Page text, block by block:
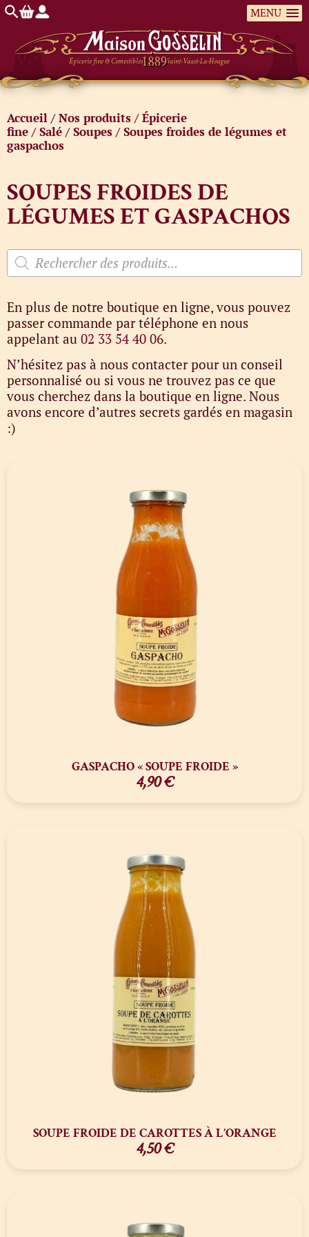
MENU
Épicerie fine & Comestibles Saint-Vaast-La-Hougue
Accueil /Nos produits /Épicerie
fine /Salé /Soupes / Soupes froides de légumes et
gaspachos
SOUPES FROIDES DE
LÉGUMES ET GASPACHOS
En plus de notre boutique en ligne, vous pouvez
passer commande par téléphone en nous
appelant au 02 33 54 40 06.
N’hésitez pas à nous contacter pour un conseil
personnalisé ou si vous ne trouvez pas ce que
vous cherchez dans la boutique en ligne. Nous
avons encore d’autres secrets gardés en magasin
:)
GASPACHO « SOUPE FROIDE »
4,90€
SOUPE FROIDE DE CAROTTES À L’ORANGE
4,50€